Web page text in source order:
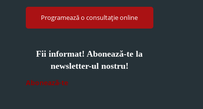
Programează o consultație online
Fii informat! Abonează-te la
newsletter-ul nostru!
Abonează-te